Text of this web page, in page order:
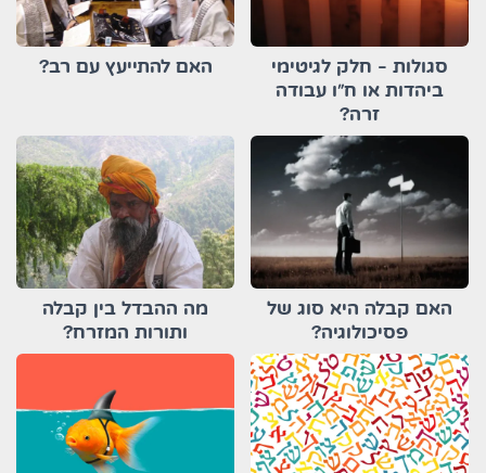
סגולות - חלק לגיטימי
ביהדות או ח"ו עבודה
זרה?
האם להתייעץ עם רב?
האם קבלה היא סוג של
פסיכולוגיה?
מה ההבדל בין קבלה
ותורות המזרח?